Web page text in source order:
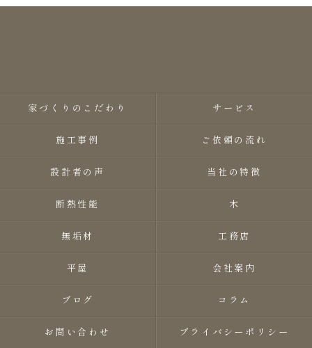
家づくりのこだわり サービス
施工事例 ご依頼の流れ
設計者の声 当社の特徴
断熱性能 木
無垢材 工務店
平屋 会社案内
ブログ コラム
お問い合わせ プライバシーポリシー